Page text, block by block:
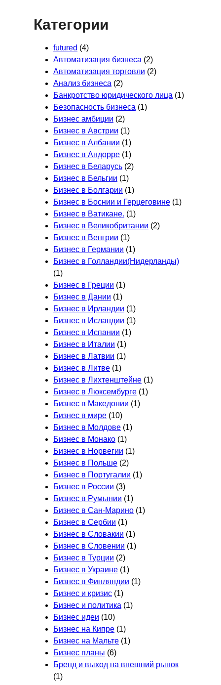
Категории
futured (4)
Автоматизация бизнеса (2)
Автоматизация торговли (2)
Анализ бизнеса (2)
Банкротство юридического лица (1)
Безопасность бизнеса (1)
Бизнес амбиции (2)
Бизнес в Австрии (1)
Бизнес в Албании (1)
Бизнес в Андорре (1)
Бизнес в Беларусь (2)
Бизнес в Бельгии (1)
Бизнес в Болгарии (1)
Бизнес в Боснии и Герцеговине (1)
Бизнес в Ватикане. (1)
Бизнес в Великобритании (2)
Бизнес в Венгрии (1)
Бизнес в Германии (1)
Бизнес в Голландии(Нидерланды)
(1)
Бизнес в Греции (1)
Бизнес в Дании (1)
Бизнес в Ирландии (1)
Бизнес в Исландии (1)
Бизнес в Испании (1)
Бизнес в Италии (1)
Бизнес в Латвии (1)
Бизнес в Литве (1)
Бизнес в Лихтенштейне (1)
Бизнес в Люксембурге (1)
Бизнес в Македонии (1)
Бизнес в мире (10)
Бизнес в Молдове (1)
Бизнес в Монако (1)
Бизнес в Норвегии (1)
Бизнес в Польше (2)
Бизнес в Португалии (1)
Бизнес в России (3)
Бизнес в Румынии (1)
Бизнес в Сан-Марино (1)
Бизнес в Сербии (1)
Бизнес в Словакии (1)
Бизнес в Словении (1)
Бизнес в Турции (2)
Бизнес в Украине (1)
Бизнес в Финляндии (1)
Бизнес и кризис (1)
Бизнес и политика (1)
Бизнес идеи (10)
Бизнес на Кипре (1)
Бизнес на Мальте (1)
Бизнес планы (6)
Бренд и выход на внешний рынок
(1)